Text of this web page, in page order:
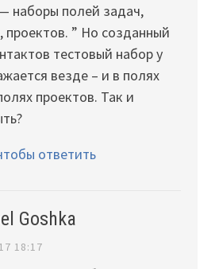
наборы полей задач,
проектов. ” Но созданный
тестовый набор у
везде – и в полях
проектов. Так и
ответить
Goshka
18:17